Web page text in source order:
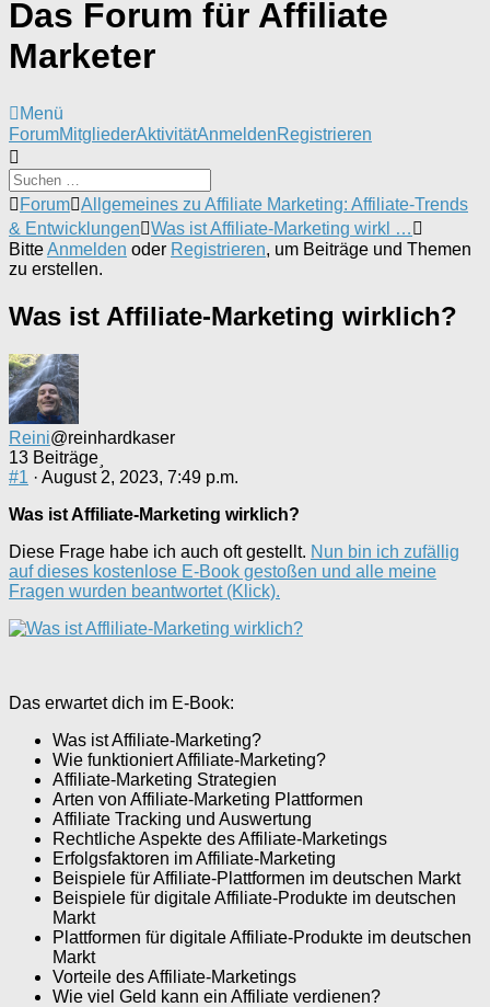
Das Forum für Affiliate
Marketer
Menü
Forum-
Navigation
ForumMitgliederAktivitätAnmeldenRegistrieren
Forum-
Breadcrumbs
-
Du
bist
Forum Allgemeines zu Affiliate Marketing: Affiliate-Trends
& Entwicklungen
Was ist Affiliate-Marketing wirkl …
BitteAnmelden oder Registrieren, um Beiträge und Themen
zu erstellen.
Was ist Affiliate-Marketing wirklich?
Reini@reinhardkaser
13 Beiträge
#1 · August 2, 2023, 7:49 p.m.
Was ist Affiliate-Marketing wirklich?
Diese Frage habe ich auch oft gestellt. Nun bin ich zufällig
auf dieses kostenlose E-Book gestoßen und alle meine
Fragen wurden beantwortet (Klick).
Das erwartet dich im E-Book:
Was ist Affiliate-Marketing?
Wie funktioniert Affiliate-Marketing?
Affiliate-Marketing Strategien
Arten von Affiliate-Marketing Plattformen
Affiliate Tracking und Auswertung
Rechtliche Aspekte des Affiliate-Marketings
Erfolgsfaktoren im Affiliate-Marketing
Beispiele für Affiliate-Plattformen im deutschen Markt
Beispiele für digitale Affiliate-Produkte im deutschen
Markt
Plattformen für digitale Affiliate-Produkte im deutschen
Markt
Vorteile des Affiliate-Marketings
Wie viel Geld kann ein Affiliate verdienen?